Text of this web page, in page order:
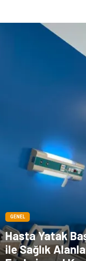
GENEL
Hasta Yatak
ile Sağlık